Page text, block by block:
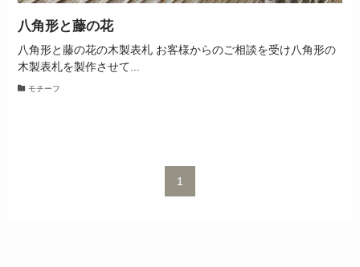
八角形と藤の花
八角形と藤の花の木製表札 お客様からのご相談を受け八角形の
木製表札を製作させて...
モチーフ
1